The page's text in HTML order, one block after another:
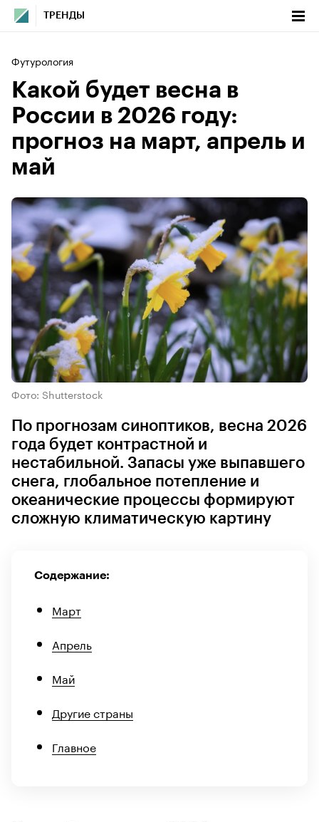
ТРЕНДЫ
Футурология
Какой будет весна в
России в 2026 году:
прогноз на март, апрель и
май
Фото: Shutterstock
По прогнозам синоптиков, весна 2026
года будет контрастной и
нестабильной. Запасы уже выпавшего
снега, глобальное потепление и
океанические процессы формируют
сложную климатическую картину
Содержание:
Март
Апрель
Май
Другие страны
Главное